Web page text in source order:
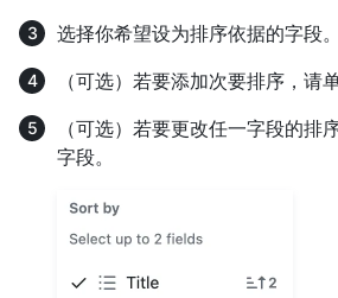
选择你希望设为排序依据的字段。
（可选）若要添加次要排序，请
（可选）若要更改任一字段的排
字段。